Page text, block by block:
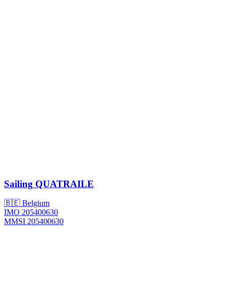
Sailing QUATRAILE
🇧🇪 Belgium
IMO 205400630
MMSI 205400630